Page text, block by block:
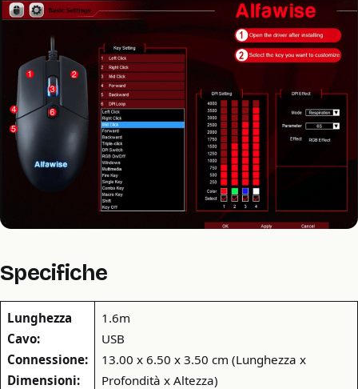
Specifiche
Lunghezza
Cavo:
Connessione:
Dimensioni:
1.6m
USB
13.00 x 6.50 x 3.50 cm (Lunghezza x
Profondità x Altezza)